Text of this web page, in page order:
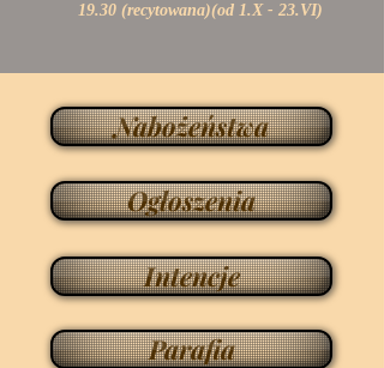
19.30 (recytowana)(od 1.X - 23.VI)
Nabożeństwa
Ogłoszenia
Intencje
Parafia